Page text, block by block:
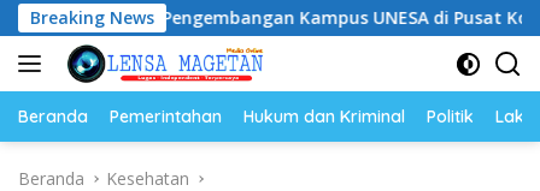
Langsung
ke
konten
Breaking News
Pengembangan Kampus UNESA di Pusat Kota, Riyono
Beranda Pemerintahan Hukum dan Kriminal Politik
Beranda Kesehatan